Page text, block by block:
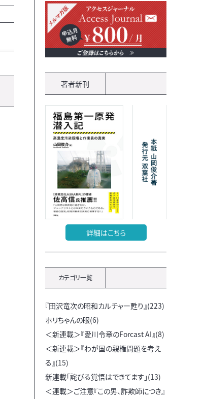
著者新刊
詳細はこちら
カテゴリ一覧
『田沢竜次の昭和カルチャー甦り』(223)
ホリちゃんの眼(6)
＜新連載＞『愛川令章のForcast AI』(8)
＜新連載＞『わが国の親権問題を考え
る』(15)
新連載「詫びる覚悟はできてます」(13)
＜連載＞ご注意『この男、詐欺師につき』